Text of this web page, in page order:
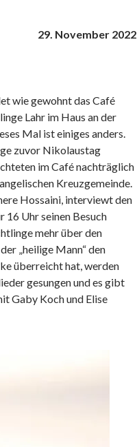
29. November 2022
wie gewohnt das Café
Lahr im Haus an der
Mal ist einiges anders.
zuvor Nikolaustag
im Café nachträglich
Kreuzgemeinde.
Hossaini, interviewt den
Uhr seinen Besuch
mehr über den
„heilige Mann“ den
überreicht hat, werden
gesungen und es gibt
Gaby Koch und Elise